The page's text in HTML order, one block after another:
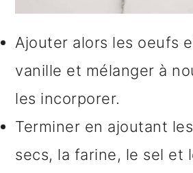
Ajouter alors les oeufs
vanille et mélanger à
les incorporer.
Terminer en ajoutant
secs, la farine, le sel et